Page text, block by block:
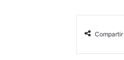
Compartir